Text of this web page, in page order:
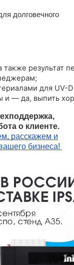
долговечного
результат
для UV-
и — да, выпить
о клиенте.
расскажем и
бизнеса!